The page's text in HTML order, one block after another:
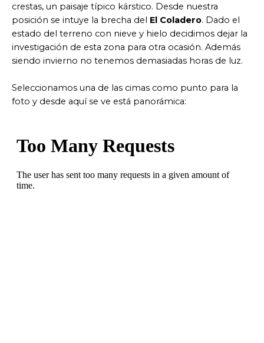
crestas, un paisaje típico kárstico. Desde nuestra
posición se intuye la brecha del El Coladero. Dado el
estado del terreno con nieve y hielo decidimos dejar la
investigación de esta zona para otra ocasión. Además
siendo invierno no tenemos demasiadas horas de luz.
Seleccionamos una de las cimas como punto para la
foto y desde aquí se ve está panorámica: